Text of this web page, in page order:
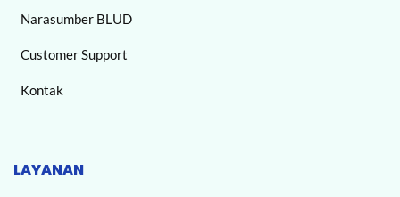
Narasumber BLUD
Customer Support
Kontak
LAYANAN